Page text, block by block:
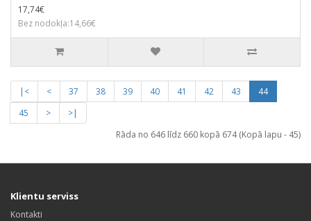
17,74€
Bez nodokļa:14,66€
|< < 37 38 39 40 41 42 43
44
45
>
>|
Rāda no 646 līdz 660 kopā 674 (Kopā lapu - 45)
Klientu serviss
Kontakti